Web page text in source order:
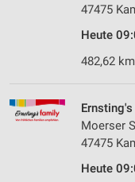
47475
Heute
482,62 km
Moerser
47475
Heute